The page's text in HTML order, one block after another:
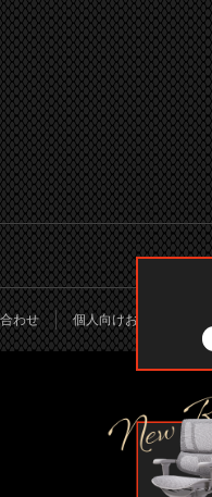
わせ 個人向けお問い合わせ